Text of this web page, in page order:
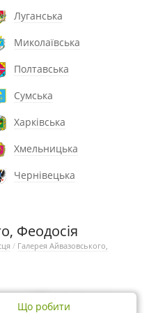
Луганська
Миколаївська
Полтавська
Сумська
Харківська
Хмельницька
Чернівецька
Феодосія
/ Галерея Айвазовського,
Що робити